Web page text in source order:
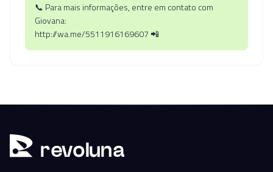
📞 Para mais informações, entre em contato com
Giovana:
http://wa.me/5511916169607 📲
revoluna